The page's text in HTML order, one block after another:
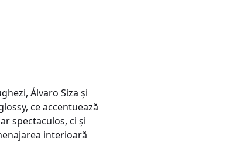
Álvaro Siza şi
ce accentuează
spectaculos, ci şi
interioară